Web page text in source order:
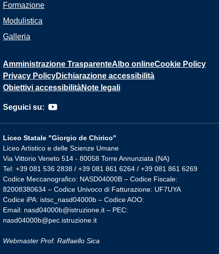
Formazione
Modulistica
Galleria
Amministrazione TrasparenteAlbo onlineCookie Policy
Privacy PolicyDichiarazione accessibilità
Obiettivi accessibilitàNote legali
Seguici su:
Liceo Statale "Giorgio de Chirico"
Liceo Artistico e delle Scienze Umane
Via Vittorio Veneto 514 - 80058 Torre Annunziata (NA)
Tel: +39 081 536 2838 / +39 081 861 6264 / +39 081 861 6269
Codice Meccanografico: NASD04000B – Codice Fiscale:
82008380634 – Codice Univoco di Fatturazione: UF7UYA
Codice iPA: istsc_nasd04000b – Codice AOO:
Email: nasd04000b@istruzione.it – PEC:
nasd04000b@pec.istruzione.it
Webmaster Prof. Raffaello Sica